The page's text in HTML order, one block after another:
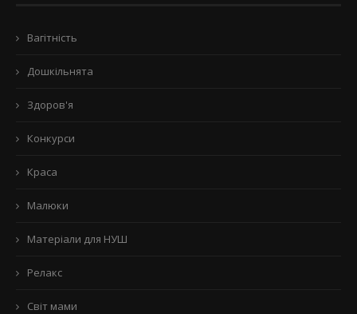
Вагітність
Дошкільнята
Здоров'я
Конкурси
Краса
Малюки
Матеріали для НУШ
Релакс
Світ мами